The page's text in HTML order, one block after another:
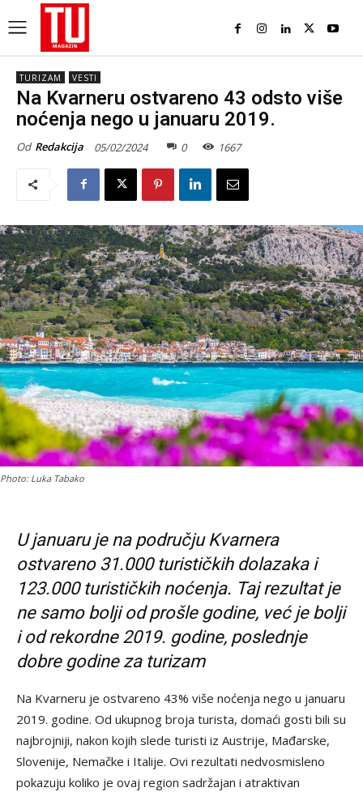
TURIZAM VESTI
Na Kvarneru ostvareno 43 odsto više
noćenja nego u januaru 2019.
Od Redakcija 05/02/2024 0 1667
Photo: Luka Tabako
U januaru je na području Kvarnera
ostvareno 31.000 turističkih dolazaka i
123.000 turističkih noćenja. Taj rezultat je
ne samo bolji od prošle godine, već je bolji
i od rekordne 2019. godine, poslednje
dobre godine za turizam
Na Kvarneru je ostvareno 43% više noćenja nego u januaru
2019. godine. Od ukupnog broja turista, domaći gosti bili su
najbrojniji, nakon kojih slede turisti iz Austrije, Mađarske,
Slovenije, Nemačke i Italije. Ovi rezultati nedvosmisleno
pokazuju koliko je ovaj region sadržajan i atraktivan